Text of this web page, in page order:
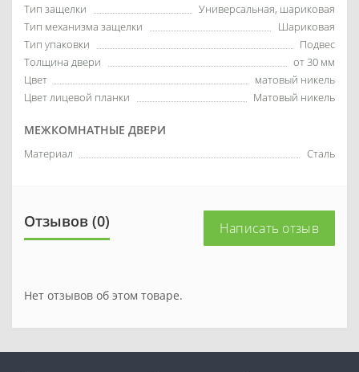
Тип защелки
Универсальная, шариковая
Тип механизма защелки
Шариковая
Тип упаковки
Подвес
Толщина двери
от 30 мм
Цвет
матовый никель
Цвет лицевой планки
Матовый никель
МЕЖКОМНАТНЫЕ ДВЕРИ
Материал Сталь
Отзывов (0) Написать отзыв
Нет отзывов об этом товаре.